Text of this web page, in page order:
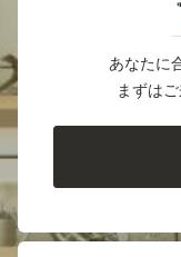
あなたに
まずは